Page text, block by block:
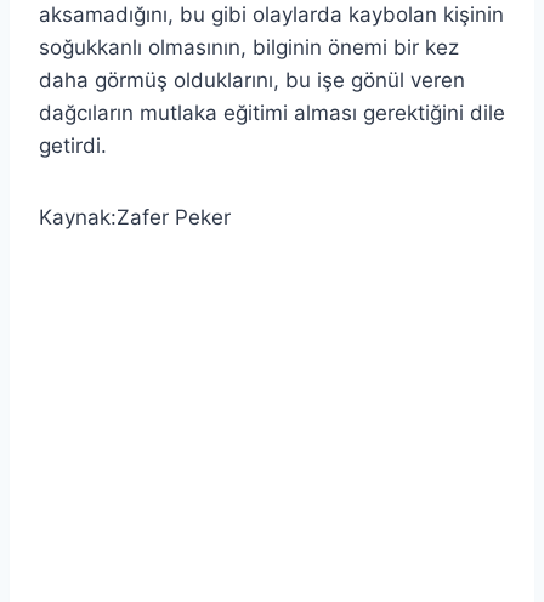
aksamadığını, bu gibi olaylarda kaybolan kişinin
soğukkanlı olmasının, bilginin önemi bir kez
daha görmüş olduklarını, bu işe gönül veren
dağcıların mutlaka eğitimi alması gerektiğini dile
getirdi.
Kaynak:Zafer Peker